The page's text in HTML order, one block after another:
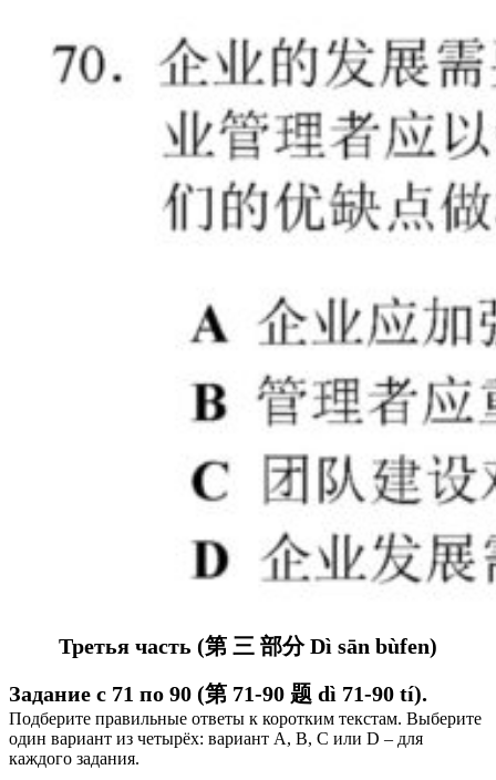
Третья часть (第 三 部分 Dì sān bùfen)
Задание с 71 по 90 (第 71-90 题 dì 71-90 tí).
Подберите правильные ответы к коротким текстам. Выберите
один вариант из четырёх: вариант А, В, C или D – для
каждого задания.